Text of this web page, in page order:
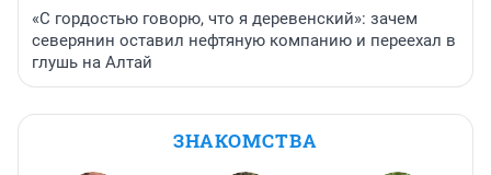
«С гордостью говорю, что я деревенский»: зачем
северянин оставил нефтяную компанию и переехал в
глушь на Алтай
ЗНАКОМСТВА